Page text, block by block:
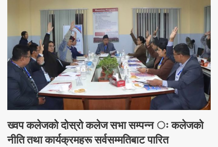
ख्वप कलेजको दोस्रो कलेज सभा सम्पन्न ः कलेजको
नीति तथा कार्यक्रमहरू सर्वसम्मतिबाट पारित